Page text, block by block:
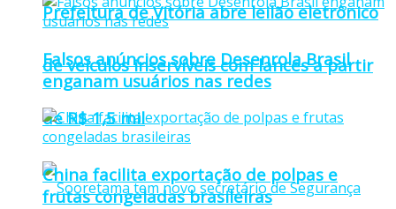
Prefeitura de Vitória abre leilão eletrônico
de veículos inservíveis com lances a partir
de R$ 1,5 mil
Falsos anúncios sobre Desenrola Brasil
enganam usuários nas redes
China facilita exportação de polpas e
frutas congeladas brasileiras